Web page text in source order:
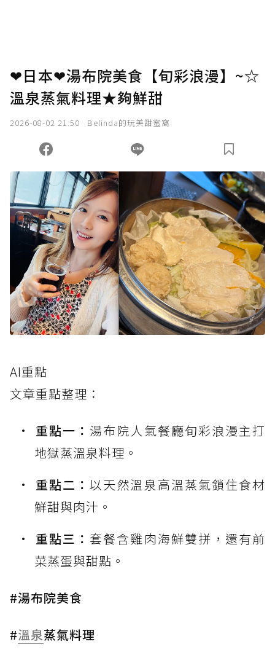
❤日本❤湯布院美食【旬彩浪漫】~☆
溫泉蒸氣料理★夠鮮甜
2026-08-02 21:50 Belinda的玩美甜蜜窩
AI重點
文章重點整理：
重點一： 湯布院人氣餐廳旬彩浪漫主打
地獄蒸溫泉料理。
重點二：以天然溫泉高溫蒸氣鎖住食材
鮮甜與肉汁。
重點三： 套餐含雞肉海鮮雙拼，還有前
菜蒸蛋與甜點。
#湯布院美食
#溫泉蒸氣料理